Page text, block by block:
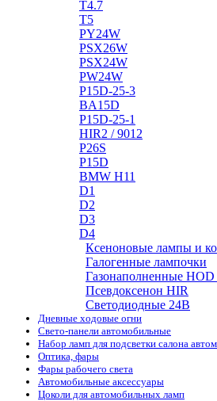
T4.7
T5
PY24W
PSX26W
PSX24W
PW24W
P15D-25-3
BA15D
P15D-25-1
HIR2 / 9012
P26S
P15D
BMW H11
D1
D2
D3
D4
Ксеноновые лампы и
Галогенные лампочки
Газонаполненные
Псевдоксенон HIR
Cветодиодные 24B
Дневные ходовые огни
Свето-панели автомобильные
Набор ламп для подсветки салона
Оптика, фары
Фары рабочего света
Автомобильные аксессуары
Цоколи для автомобильных ламп